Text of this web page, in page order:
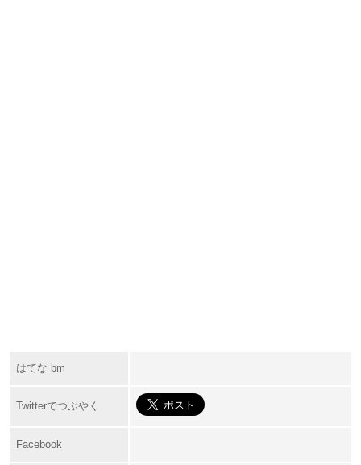
はてな bm
Twitterでつぶやく
Facebook